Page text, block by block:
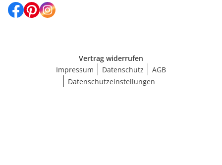
Vertrag widerrufen
Impressum
Datenschutz
AGB
Datenschutzeinstellungen